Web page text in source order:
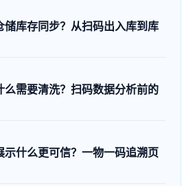
储库存同步？从扫码出入库到库
么需要清洗？扫码数据分析前的
示什么更可信？一物一码追溯页